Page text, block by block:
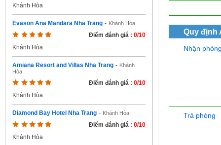
Khánh Hòa
Evason Ana Mandara Nha Trang - Khánh Hòa
Điểm đánh giá : 0/10
Khánh Hòa
Amiana Resort and Villas Nha Trang - Khánh
Hòa
Điểm đánh giá : 0/10
Khánh Hòa
Diamond Bay Hotel Nha Trang - Khánh Hòa
Điểm đánh giá : 0/10
Khánh Hòa
Quy định
Nhận
Trả phòng